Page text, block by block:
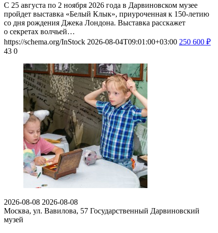
С 25 августа по 2 ноября 2026 года в Дарвиновском музее
пройдет выставка «Белый Клык», приуроченная к 150-летию
со дня рождения Джека Лондона. Выставка расскажет
о секретах волчьей…
https://schema.org/InStock 2026-08-04T09:01:00+03:00 250 600 ₽
43 0
2026-08-08 2026-08-08
Москва, ул. Вавилова, 57 Государственный Дарвиновский
музей